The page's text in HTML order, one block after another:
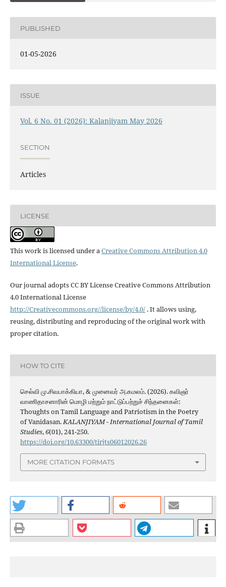
PUBLISHED
01-05-2026
ISSUE
Vol. 6 No. 01 (2026): Kalanjiyam May 2026
SECTION
Articles
LICENSE
This work is licensed under aCreative Commons Attribution 4.0
International License.
Our journal adopts CC BY License Creative Commons Attribution
4.0 International License
http://Creativecommons.org//license/by/4.0/. It allows using,
reusing, distributing and reproducing of the original work with
proper citation.
HOW TO CITE
செல்வி மு.சிவபாக்கியா, & முனைவர் அ.கமலம். (2026). கவிஞர்
வாணிதாசனாரின் மொழி மற்றும் நாட்டுப்பற்றுச் சிந்தனைகள்:
Thoughts on Tamil Language and Patriotism in the Poetry
of Vanidasan.KALANJIYAM - International Journal of Tamil
Studies,6(01), 241-250.
https://doi.org/10.63300/tirjts06012026.26
MORE CITATION FORMATS